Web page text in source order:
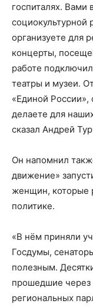
госпиталях.
социокультурной
организуете для
концерты,
работе
театры и музеи.
«Единой России»,
делаете для
сказал Андрей
Он напомнил
движение»
женщин, которые
политике.
«В нём приняли
Госдумы,
полезным.
прошедшие через
региональных